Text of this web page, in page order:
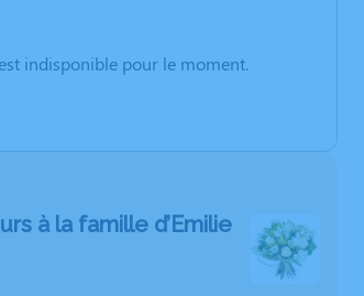
indisponible pour le moment.
à la famille d’Emilie